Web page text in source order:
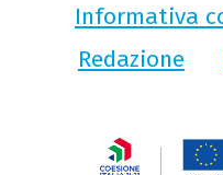
Informativa
Redazione